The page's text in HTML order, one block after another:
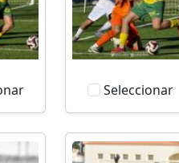
Seleccionar